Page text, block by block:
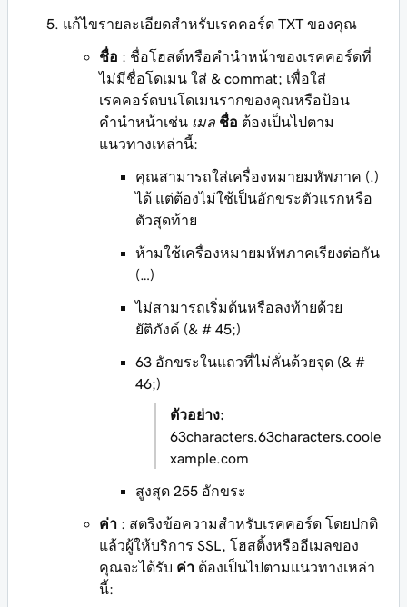
แก้ไขรายละเอียดสำหรับเรคคอร์ด TXT ของคุณ
ชื่อ : ชื่อโฮสต์หรือคำนำหน้าของเรคคอร์ดที่
ไม่มีชื่อโดเมน ใส่ & commat; เพื่อใส่
เรคคอร์ดบนโดเมนรากของคุณหรือป้อน
คำนำหน้าเช่น เมล ชื่อ ต้องเป็นไปตาม
แนวทางเหล่านี้:
คุณสามารถใส่เครื่องหมายมหัพภาค (.)
ได้ แต่ต้องไม่ใช้เป็นอักขระตัวแรกหรือ
ตัวสุดท้าย
ห้ามใช้เครื่องหมายมหัพภาคเรียงต่อกัน
(…)
ไม่สามารถเริ่มต้นหรือลงท้ายด้วย
ยัติภังค์ (& # 45;)
63 อักขระในแถวที่ไม่คั่นด้วยจุด (& #
46;)
ตัวอย่าง:
63characters.63characters.coole
xample.com
สูงสุด 255 อักขระ
ค่า : สตริงข้อความสำหรับเรคคอร์ด โดยปกติ
แล้วผู้ให้บริการ SSL, โฮสติ้งหรืออีเมลของ
คุณจะได้รับ ค่า ต้องเป็นไปตามแนวทางเหล่า
นี้: